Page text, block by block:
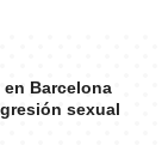
Barcelona
sexual